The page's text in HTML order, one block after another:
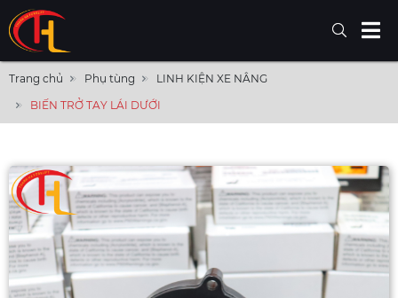
Trang chủ Phụ tùng
LINH KIỆN XE NÂNG
BIẾN TRỞ TAY LÁI DƯỚI